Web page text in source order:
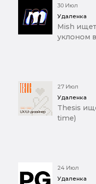
30 Июл
Удаленка
Mish
уклоном
27 Июл
Удаленка
Thesis
time)
24 Июл
Удаленка